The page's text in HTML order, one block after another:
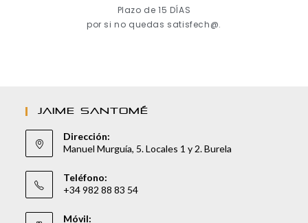
Plazo de 15 DÍAS
por si no quedas satisfech@.
JAIME SANTOMÉ
Dirección:
Manuel Murguía, 5. Locales 1 y 2. Burela
Teléfono:
+34 982 88 83 54
Móvil: